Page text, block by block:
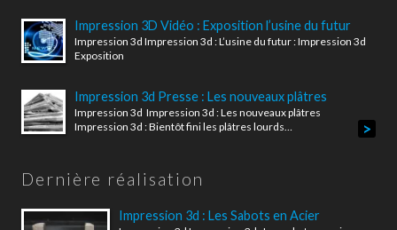
Impression 3D Vidéo : Exposition l’usine du futur
Impression 3d Impression 3d : L’usine du futur : Impression 3d
Exposition
Impression 3d Presse : Les nouveaux plâtres
Impression 3d Impression 3d : Les nouveaux plâtres
Impression 3d : Bientôt fini les plâtres lourds…
>
Dernière réalisation
Impression 3d : Les Sabots en Acier